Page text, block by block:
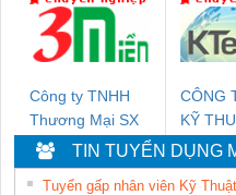
THƯỢNG ĐÌNH
NAM
Công ty TNHH
Thương Mại SX
Ba Miền
CÔNG
KỸ
KTECH
NAM
TIN TUYỂN DỤNG
Tuyển gấp nhân viên Kỹ